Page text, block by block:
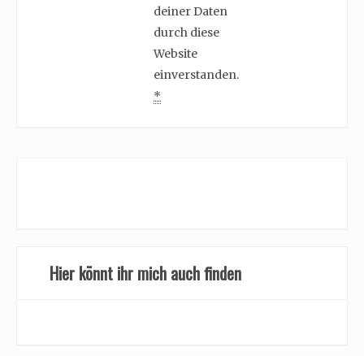
deiner Daten
durch diese
Website
einverstanden.
*
Hier könnt ihr mich auch finden